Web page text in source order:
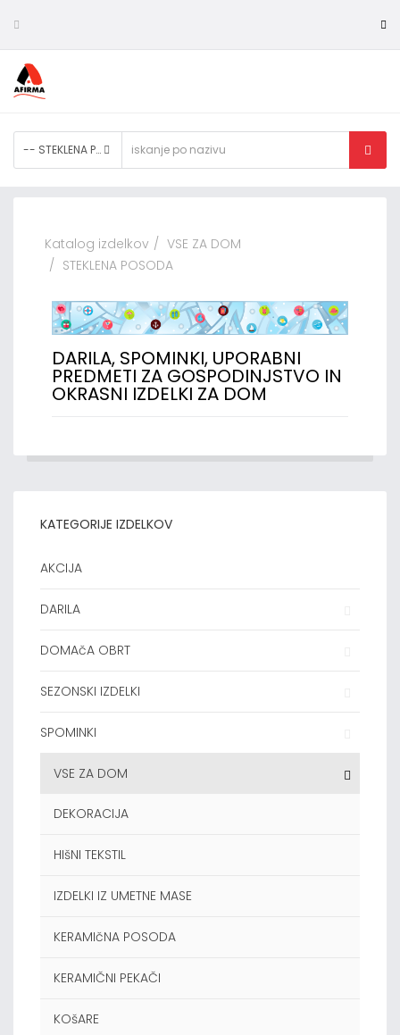
-- STEKLENA POSODA
Katalog izdelkov
VSE ZA DOM
STEKLENA POSODA
DARILA, SPOMINKI, UPORABNI
PREDMETI ZA GOSPODINJSTVO IN
OKRASNI IZDELKI ZA DOM
KATEGORIJE IZDELKOV
AKCIJA
DARILA
DOMAčA OBRT
SEZONSKI IZDELKI
SPOMINKI
VSE ZA DOM
DEKORACIJA
HIšNI TEKSTIL
IZDELKI IZ UMETNE MASE
KERAMIčNA POSODA
KERAMIČNI PEKAČI
KOšARE